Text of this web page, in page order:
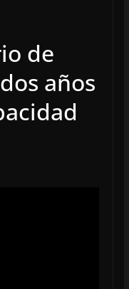
de
años